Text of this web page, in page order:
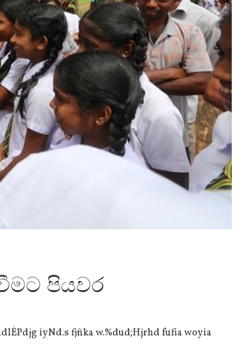
පියවර
iyNd.s fjñka w.%dud;Hjrhd fufia woyia